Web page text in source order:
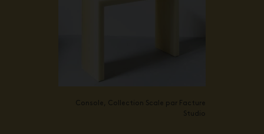
Console, Collection Scale par Facture
Studio